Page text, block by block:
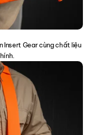
Insert Gear cùng chất liệu